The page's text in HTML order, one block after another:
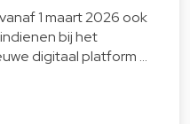
1 maart 2026 ook
bij het
digitaal platform …